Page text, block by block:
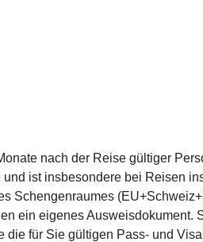
nach der Reise gültiger
und ist insbesondere bei Rei­sen
Schengenraumes
ein eigenes Ausweisdokument.
die für Sie gültigen Pass- und